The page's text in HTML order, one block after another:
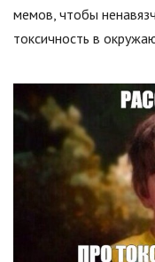
мемов, чтобы
токсичность в